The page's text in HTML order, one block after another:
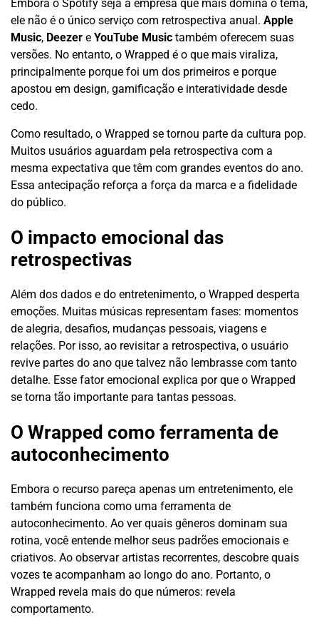
Embora o Spotify seja a empresa que mais domina o tema,
ele não é o único serviço com retrospectiva anual. Apple
Music, Deezer e YouTube Music também oferecem suas
versões. No entanto, o Wrapped é o que mais viraliza,
principalmente porque foi um dos primeiros e porque
apostou em design, gamificação e interatividade desde
cedo.
Como resultado, o Wrapped se tornou parte da cultura pop.
Muitos usuários aguardam pela retrospectiva com a
mesma expectativa que têm com grandes eventos do ano.
Essa antecipação reforça a força da marca e a fidelidade
do público.
O impacto emocional das
retrospectivas
Além dos dados e do entretenimento, o Wrapped desperta
emoções. Muitas músicas representam fases: momentos
de alegria, desafios, mudanças pessoais, viagens e
relações. Por isso, ao revisitar a retrospectiva, o usuário
revive partes do ano que talvez não lembrasse com tanto
detalhe. Esse fator emocional explica por que o Wrapped
se torna tão importante para tantas pessoas.
O Wrapped como ferramenta de
autoconhecimento
Embora o recurso pareça apenas um entretenimento, ele
também funciona como uma ferramenta de
autoconhecimento. Ao ver quais gêneros dominam sua
rotina, você entende melhor seus padrões emocionais e
criativos. Ao observar artistas recorrentes, descobre quais
vozes te acompanham ao longo do ano. Portanto, o
Wrapped revela mais do que números: revela
comportamento.